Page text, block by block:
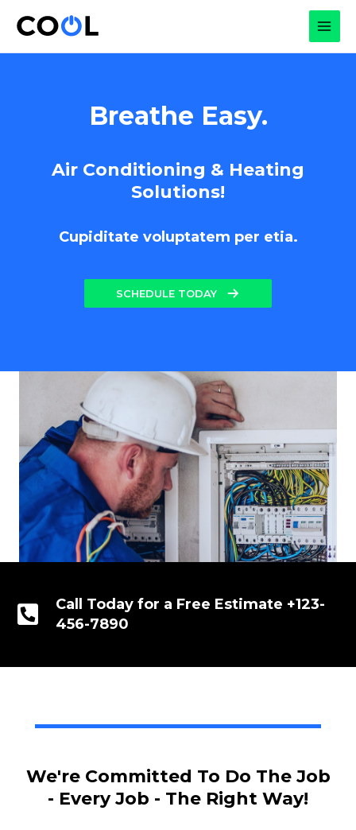
Breathe Easy.
Air Conditioning & Heating
Solutions!
Cupiditate voluptatem per etia.
SCHEDULE TODAY
Call Today for a Free Estimate +123-
456-7890
We're Committed To Do The Job
- Every Job - The Right Way!